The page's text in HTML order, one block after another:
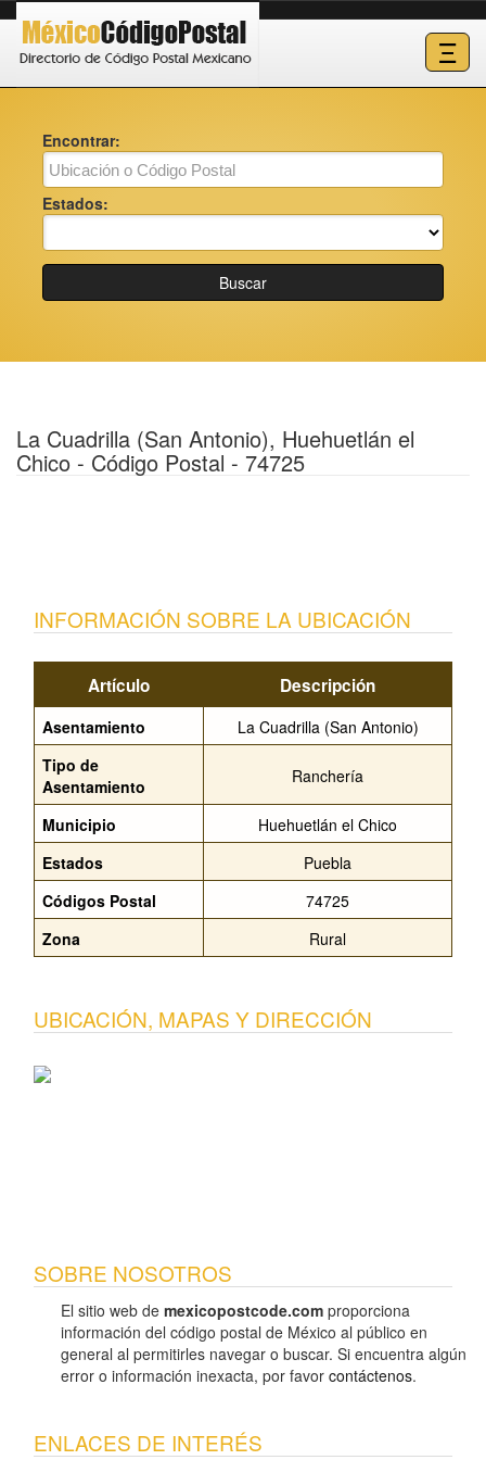
Ξ
Encontrar:
Estados:
Buscar
La Cuadrilla (San Antonio), Huehuetlán el
Chico - Código Postal - 74725
INFORMACIÓN SOBRE LA UBICACIÓN
Artículo Descripción
Asentamiento
La Cuadrilla (San Antonio)
Tipo de
Asentamiento
Ranchería
Municipio
Huehuetlán el Chico
Estados
Puebla
Códigos Postal
74725
Zona
Rural
UBICACIÓN, MAPAS Y DIRECCIÓN
SOBRE NOSOTROS
El sitio web de mexicopostcode.com proporciona
información del código postal de México al público en
general al permitirles navegar o buscar. Si encuentra algún
error o información inexacta, por favor contáctenos.
ENLACES DE INTERÉS